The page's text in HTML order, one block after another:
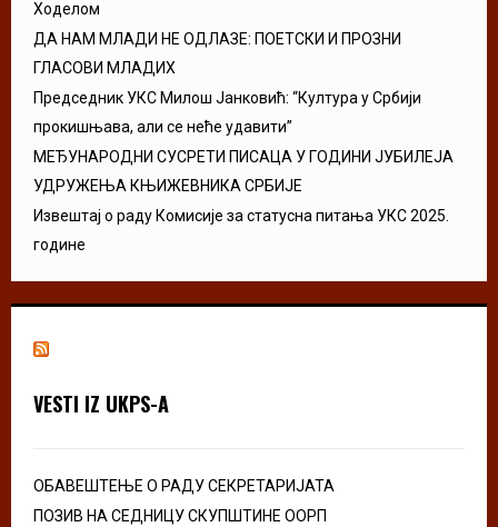
Ходелом
ДА НАМ МЛАДИ НЕ ОДЛАЗЕ: ПОЕТСКИ И ПРОЗНИ
ГЛАСОВИ МЛАДИХ
Председник УКС Милош Јанковић: “Култура у Србији
прокишњава, али се неће удавити”
МЕЂУНАРОДНИ СУСРЕТИ ПИСАЦА У ГОДИНИ ЈУБИЛЕЈА
УДРУЖЕЊА КЊИЖЕВНИКА СРБИЈЕ
Извештај о раду Комисије за статусна питања УКС 2025.
године
VESTI IZ UKPS-A
ОБАВЕШТЕЊЕ О РАДУ СЕКРЕТАРИЈАТА
ПОЗИВ НА СЕДНИЦУ СКУПШТИНЕ ООРП